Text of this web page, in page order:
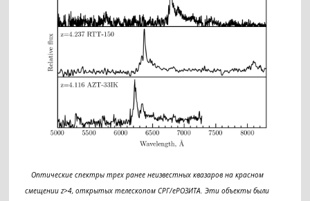
Оптические спектры трех ранее неизвестных квазаров на красном
смещении z>4, открытых телескопом СРГ/еРОЗИТА. Эти объекты были